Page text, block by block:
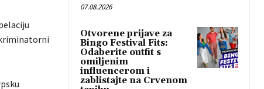
07.08.2026
Otvorene prijave za
Bingo Festival Fits:
Odaberite outfit s
omiljenim
influencerom i
zablistajte na Crvenom